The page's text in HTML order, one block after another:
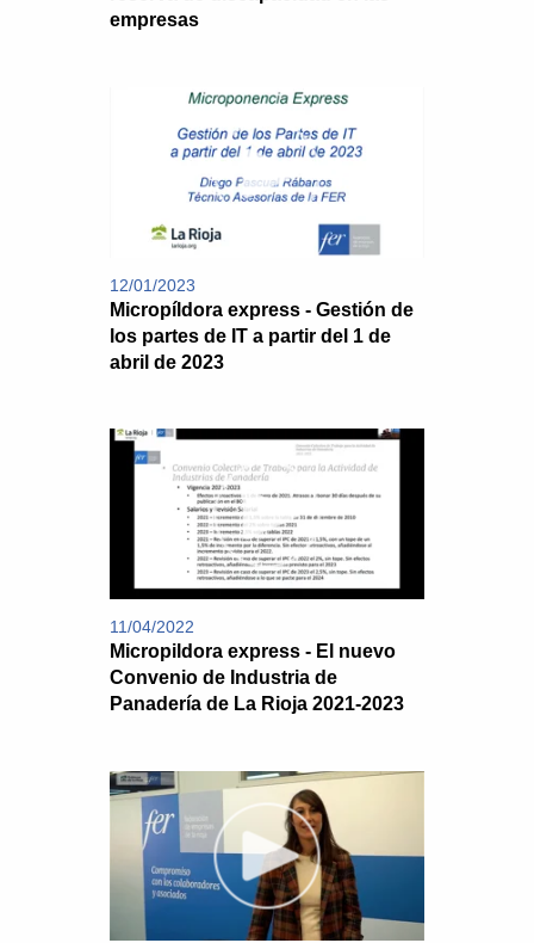
empresas
12/01/2023
Micropíldora express - Gestión de
los partes de IT a partir del 1 de
abril de 2023
11/04/2022
Micropildora express - El nuevo
Convenio de Industria de
Panadería de La Rioja 2021-2023